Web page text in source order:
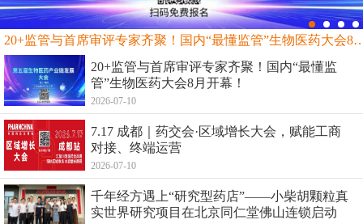
20+监管与首席审评专家齐聚！国内“最
20+监管与首席审评专家齐聚！国内“最懂监
管”生物医药大会8月开幕！
2026-07-10
7.17 成都｜药交会·区域增长大会，赋能工商
对接、终端运营
2026-07-10
千年经方遇上“研究型药店”——小柴胡颗粒真
实世界研究项目在北京同仁堂佛山连锁启动